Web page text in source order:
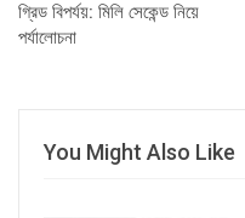
গ্রিড বিপর্যয়: মিলি সেকেন্ড নিয়ে
পর্যালোচনা
You Might Also Like